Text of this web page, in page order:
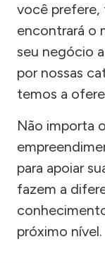
você
encontrará o
seu negócio
por nossas
temos a
Não importa
para apoiar
fazem a
próximo nível.